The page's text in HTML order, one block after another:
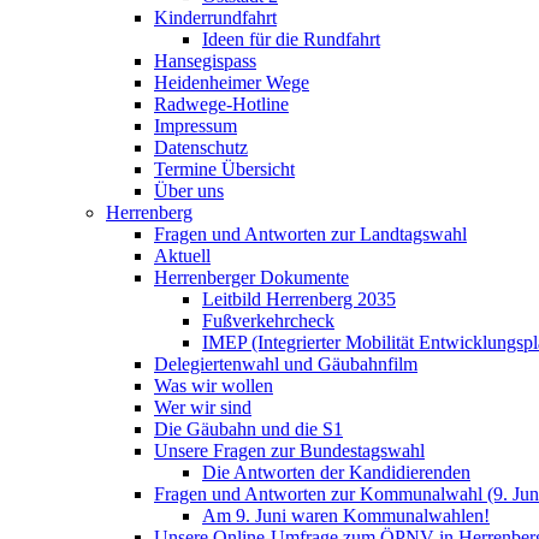
Kinderrundfahrt
Ideen für die Rundfahrt
Hansegispass
Heidenheimer Wege
Radwege-Hotline
Impressum
Datenschutz
Termine Übersicht
Über uns
Herrenberg
Fragen und Antworten zur Landtagswahl
Aktuell
Herrenberger Dokumente
Leitbild Herrenberg 2035
Fußverkehrcheck
IMEP (Integrierter Mobilität
Delegiertenwahl und Gäubahnfilm
Was wir wollen
Wer wir sind
Die Gäubahn und die S1
Unsere Fragen zur Bundestagswahl
Die Antworten der Kandidierenden
Fragen und Antworten zur Kommunalwahl (9.
Am 9. Juni waren Kommunalwahlen!